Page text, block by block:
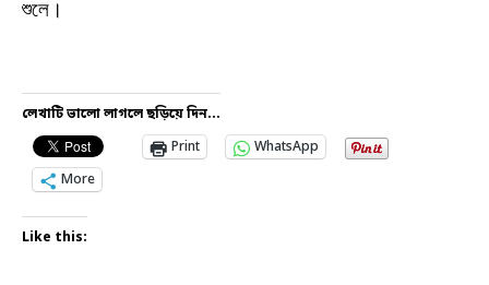
শুলে।
লেখাটি ভালো লাগলে ছড়িয়ে দিন...
Print
WhatsApp
More
Like this: